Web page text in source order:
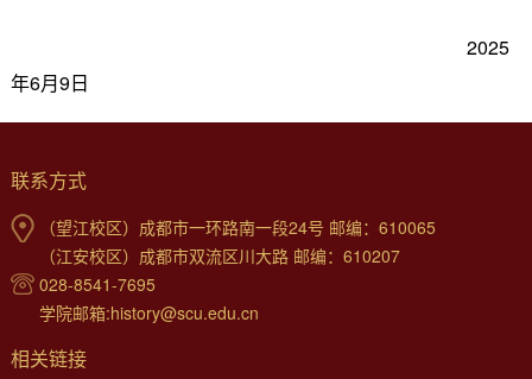
2025
年6月9日
联系方式
（望江校区）成都市一环路南一段24号 邮编：610065
（江安校区）成都市双流区川大路 邮编：610207
028-8541-7695
学院邮箱:history@scu.edu.cn
相关链接